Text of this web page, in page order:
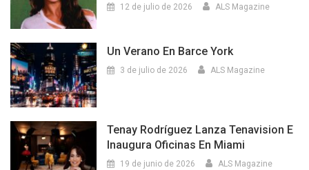
12 de julio de 2026 ALS Magazine
Un Verano En Barce York
3 de julio de 2026 ALS Magazine
Tenay Rodríguez Lanza Tenavision E
Inaugura Oficinas En Miami
19 de junio de 2026 ALS Magazine